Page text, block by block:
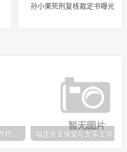
孙小果死刑复核裁定书曝光
美国多个民权组织发布世界杯期间赴美旅行警示